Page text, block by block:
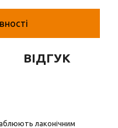
ВІДГУК
лаконічним